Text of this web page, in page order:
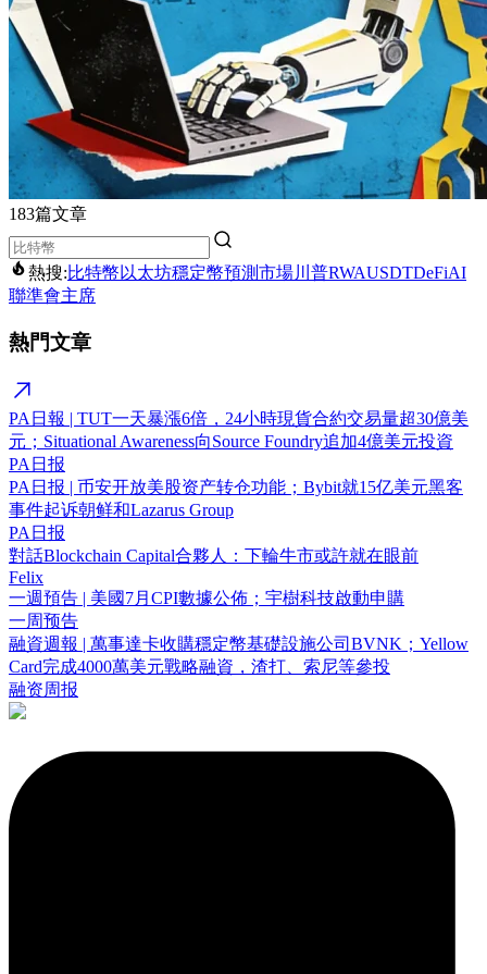
183篇文章
熱搜:比特幣 以太坊穩定幣預測市場川普RWAUSDTDeFiAI
聯準會主席
熱門文章
PA日報 | TUT一天暴漲6倍，24小時現貨合約交易量超30億美
元；Situational Awareness向Source Foundry追加4億美元投資
PA日报
PA日报 | 币安开放美股资产转仓功能；Bybit就15亿美元黑客
事件起诉朝鲜和Lazarus Group
PA日报
對話Blockchain Capital合夥人：下輪牛市或許就在眼前
Felix
一週預告 | 美國7月CPI數據公佈；宇樹科技啟動申購
一周预告
融資週報 | 萬事達卡收購穩定幣基礎設施公司BVNK；Yellow
Card完成4000萬美元戰略融資，渣打、索尼等參投
融资周报